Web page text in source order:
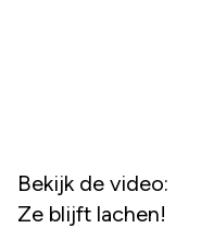
Bekijk de video:
Ze blijft lachen!